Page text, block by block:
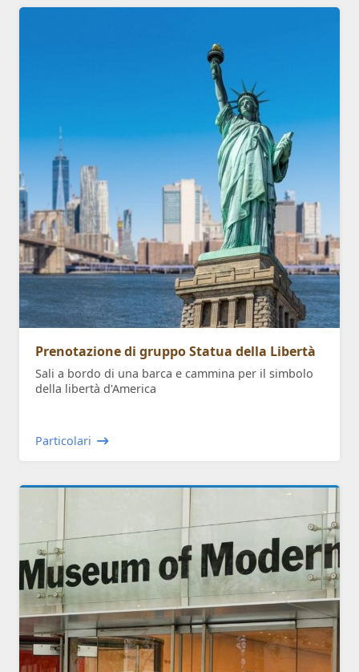
Prenotazione di gruppo Statua della Libertà
Sali a bordo di una barca e cammina per il simbolo
della libertà d'America
Particolari